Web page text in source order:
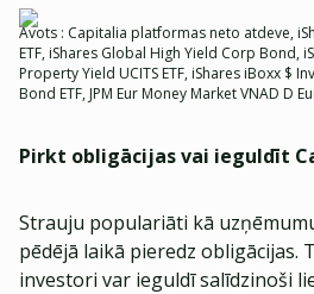
Avots : Capitalia platformas neto atdeve,
ETF, iShares Global High Yield Corp Bond,
Property Yield UCITS ETF, iShares iBoxx $
Bond ETF, JPM Eur Money Market VNAD D
Pirkt obligācijas vai ieguldīt
Strauju populariāti kā
pēdējā laikā pieredz obligācijas.
investori var ieguldī salīdzinoši